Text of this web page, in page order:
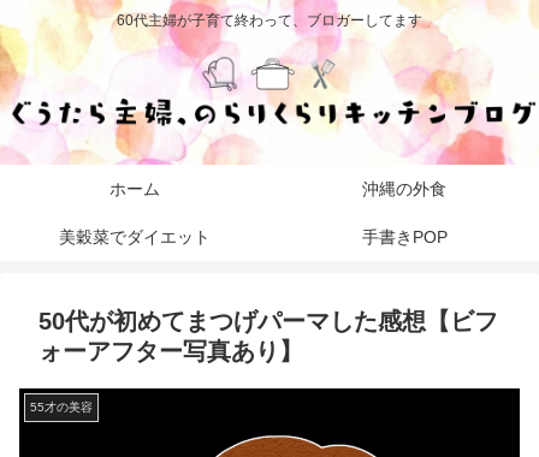
60代主婦が子育て終わって、ブロガーしてます
ホーム 沖縄の外食
美穀菜でダイエット 手書きPOP
50代が初めてまつげパーマした感想【ビフ
ォーアフター写真あり】
55才の美容